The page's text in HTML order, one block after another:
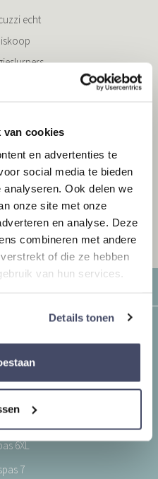
van cookies
en advertenties te
social media te bieden
Ook delen we
onze site met onze
en analyse. Deze
combineren met andere
of die ze hebben
van hun services.
Details tonen
echt
aan de verkoper
Download gratis de Jacuzzi Kennisgids 2026
19,95 via bol.com
6XL
7